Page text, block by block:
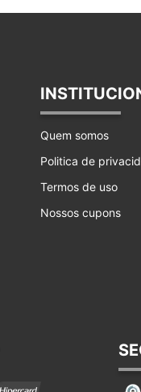
Quem somos
Politica de
Termos de uso
Nossos cupons